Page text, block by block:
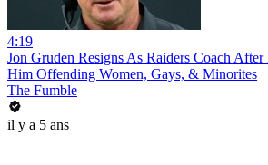
4:19
Jon Gruden Resigns As Raiders Coach
Him Offending Women, Gays, & Minorites
The Fumble
il y a 5 ans